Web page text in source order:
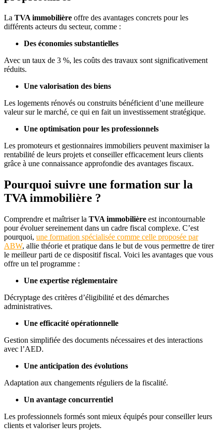
La TVA immobilière offre des avantages concrets pour les
différents acteurs du secteur, comme :
Des économies substantielles
Avec un taux de 3 %, les coûts des travaux sont significativement
réduits.
Une valorisation des biens
Les logements rénovés ou construits bénéficient d’une meilleure
valeur sur le marché, ce qui en fait un investissement stratégique.
Une optimisation pour les professionnels
Les promoteurs et gestionnaires immobiliers peuvent maximiser la
rentabilité de leurs projets et conseiller efficacement leurs clients
grâce à une connaissance approfondie des avantages fiscaux.
Pourquoi suivre une formation sur la
TVA immobilière ?
Comprendre et maîtriser la TVA immobilière est incontournable
pour évoluer sereinement dans un cadre fiscal complexe. C’est
pourquoi, une formation spécialisée comme celle proposée par
ABW, allie théorie et pratique dans le but de vous permettre de tirer
le meilleur parti de ce dispositif fiscal. Voici les avantages que vous
offre un tel programme :
Une expertise réglementaire
Décryptage des critères d’éligibilité et des démarches
administratives.
Une efficacité opérationnelle
Gestion simplifiée des documents nécessaires et des interactions
avec l’AED.
Une anticipation des évolutions
Adaptation aux changements réguliers de la fiscalité.
Un avantage concurrentiel
Les professionnels formés sont mieux équipés pour conseiller leurs
clients et valoriser leurs projets.